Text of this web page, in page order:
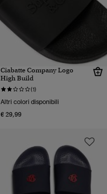
Ciabatte Company Logo
High Build
(1)
Altri colori disponibili
€ 29,99